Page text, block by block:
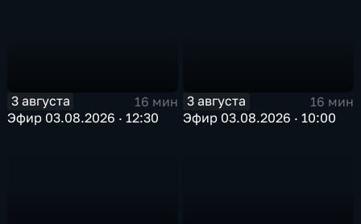
3 августа
16 мин
Эфир 03.08.2026 · 12:30
3 августа
16 мин
Эфир 03.08.2026 · 10:00